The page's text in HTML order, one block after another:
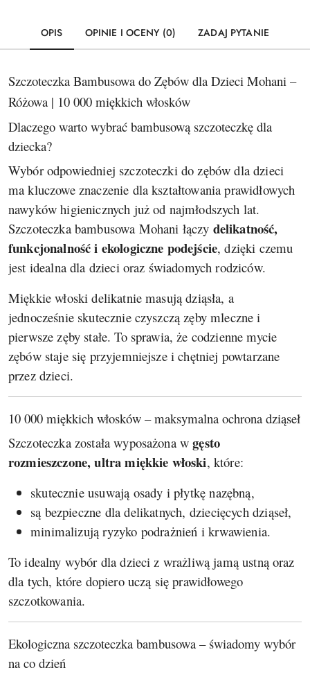
OPIS OPINIE I OCENY (0) ZADAJ PYTANIE
Szczoteczka Bambusowa do Zębów dla Dzieci Mohani –
Różowa | 10 000 miękkich włosków
Dlaczego warto wybrać bambusową szczoteczkę dla
dziecka?
Wybór odpowiedniej szczoteczki do zębów dla dzieci
ma kluczowe znaczenie dla kształtowania prawidłowych
nawyków higienicznych już od najmłodszych lat.
Szczoteczka bambusowa Mohani łączy delikatność,
funkcjonalność i ekologiczne podejście, dzięki czemu
jest idealna dla dzieci oraz świadomych rodziców.
Miękkie włoski delikatnie masują dziąsła, a
jednocześnie skutecznie czyszczą zęby mleczne i
pierwsze zęby stałe. To sprawia, że codzienne mycie
zębów staje się przyjemniejsze i chętniej powtarzane
przez dzieci.
10 000 miękkich włosków – maksymalna ochrona dziąseł
Szczoteczka została wyposażona wgęsto
rozmieszczone, ultra miękkie włoski, które:
skutecznie usuwają osady i płytkę nazębną,
są bezpieczne dla delikatnych, dziecięcych dziąseł,
minimalizują ryzyko podrażnień i krwawienia.
To idealny wybór dla dzieci z wrażliwą jamą ustną oraz
dla tych, które dopiero uczą się prawidłowego
szczotkowania.
Ekologiczna szczoteczka bambusowa – świadomy wybór
na co dzień